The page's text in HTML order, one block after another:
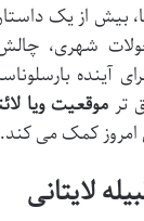
بیش از یک
شهری،
برای آینده
تر موقعیت ویا
کمک می کند.
لایتانی